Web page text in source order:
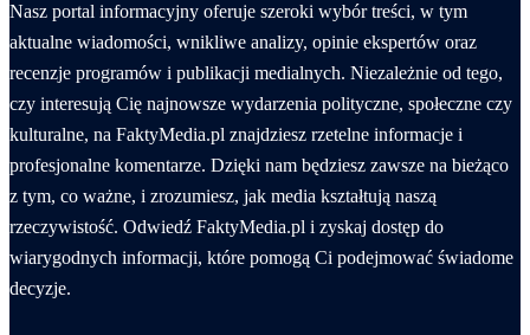
Nasz portal informacyjny oferuje szeroki wybór treści, w tym
aktualne wiadomości, wnikliwe analizy, opinie ekspertów oraz
recenzje programów i publikacji medialnych. Niezależnie od tego,
czy interesują Cię najnowsze wydarzenia polityczne, społeczne czy
kulturalne, na FaktyMedia.pl znajdziesz rzetelne informacje i
profesjonalne komentarze. Dzięki nam będziesz zawsze na bieżąco
z tym, co ważne, i zrozumiesz, jak media kształtują naszą
rzeczywistość. Odwiedź FaktyMedia.pl i zyskaj dostęp do
wiarygodnych informacji, które pomogą Ci podejmować świadome
decyzje.